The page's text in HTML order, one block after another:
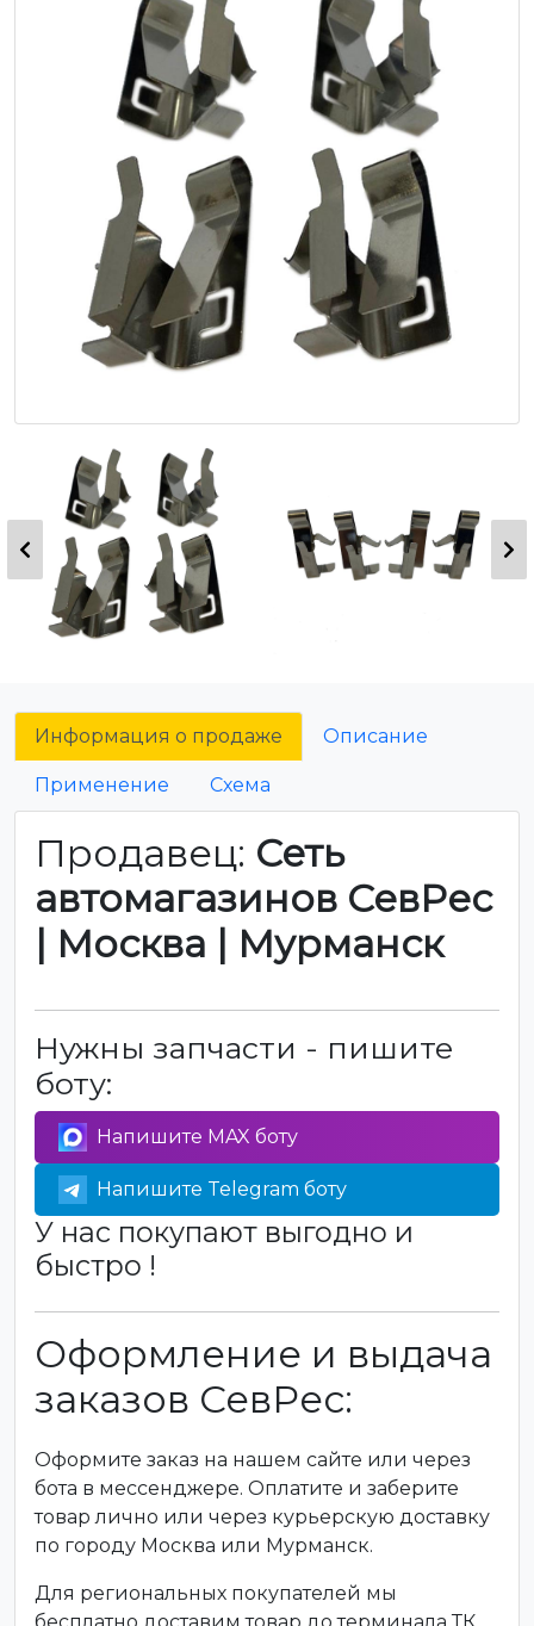
Информация о продаже Описание
Применение Схема
Продавец: Сеть
автомагазинов СевРес
| Москва | Мурманск
Нужны запчасти - пишите
боту:
Напишите MAX боту
Напишите Telegram боту
У нас покупают выгодно и
быстро !
Оформление и выдача
заказов СевРес:
Оформите заказ на нашем сайте или через
бота в мессенджере. Оплатите и заберите
товар лично или через курьерскую доставку
по городу Москва или Мурманск.
Для региональных покупателей мы